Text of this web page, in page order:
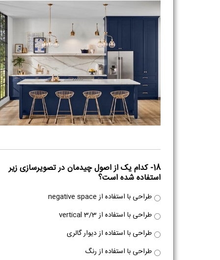
18- کدام یک از اصول چیدمان در تصویرسازی زیر
استفاده شده است؟
طراحی با استفاده از negative space
طراحی با استفاده از 3/3 vertical
طراحی با استفاده از دیوار گالری
طراحی با استفاده از رنگ